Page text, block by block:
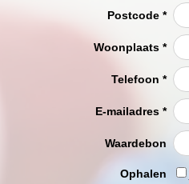
Postcode *
Woonplaats *
Telefoon *
E-mailadres *
Waardebon
Ophalen